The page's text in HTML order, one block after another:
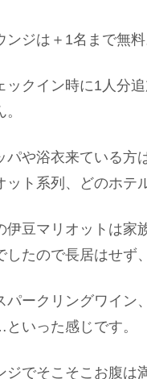
ンジは＋1名まで無
ックイン時に1人分
パや浴衣来ている方
ット系列、どのホテ
伊豆マリオットは家
したので長居はせず
パークリングワイン
いった感じです。
ジでそこそこお腹は